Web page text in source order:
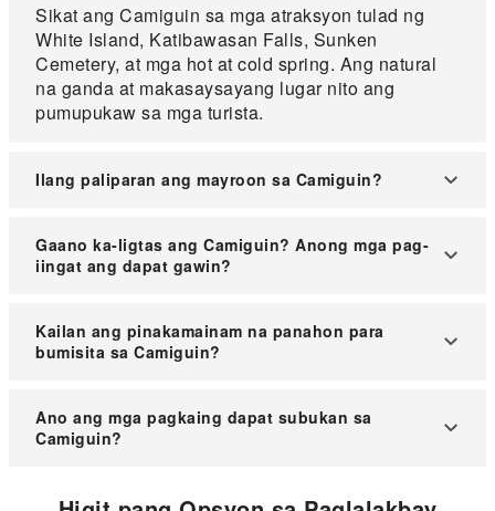
Sikat ang Camiguin sa mga atraksyon tulad ng
White Island, Katibawasan Falls, Sunken
Cemetery, at mga hot at cold spring. Ang natural
na ganda at makasaysayang lugar nito ang
pumupukaw sa mga turista.
Ilang paliparan ang mayroon sa Camiguin?
Mayroong isang paliparan sa Camiguin, ang
Camiguin Airport (CGM), na naglilingkod ng mga
Gaano ka-ligtas ang Camiguin? Anong mga pag-
iingat ang dapat gawin?
Kadalasan, ligtas ang Camiguin para sa mga
turista dahil mababa ang antas ng krimen.
panahon.
Kailan ang pinakamainam na panahon para
bumisita sa Camiguin?
Pinakamagandang bumisita sa Camiguin mula
Marso hanggang Hunyo kung kailan tuyo ang
Ano ang mga pagkaing dapat subukan sa
Camiguin?
Tiyaking matikman ang Pastel de Camiguin